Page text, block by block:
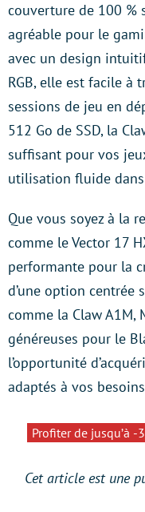
couverture de 100 %
agréable pour le
avec un design
RGB, elle est facile à
sessions de jeu en
512 Go de SSD, la
suffisant pour vos
utilisation fluide
Que vous soyez à la
comme le Vector 17
performante pour la
d’une option centrée
comme la Claw A1M,
généreuses pour le
l’opportunité
adaptés à vos
Profiter de jusqu’à -
Cet article est une